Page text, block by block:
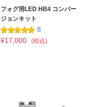
フォグ用LED HB4 コンバー
ジョンキット
8
¥17,000 (税込)